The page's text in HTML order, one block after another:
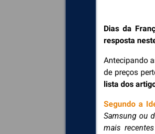
Dias da
resposta
Antecipando
de preços
lista dos
Segundo a
Samsung ou
mais